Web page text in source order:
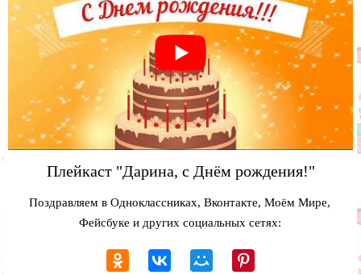
Плейкаст "Дарина, с Днём рождения!"
Поздравляем в Одноклассниках, Вконтакте, Моём Мире,
Фейсбуке и других социальных сетях: